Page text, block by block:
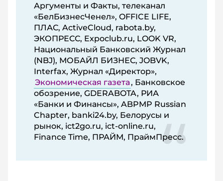
Аргументы и Факты, телеканал
«БелБизнесЧенел», OFFICE LIFE,
ПЛАС, ActiveCloud, rabota.by,
ЭКОПРЕСС, Expoclub.ru, LOOK VR,
Национальный Банковский Журнал
(NBJ), МОБАЙЛ БИЗНЕС, JOBVK,
Interfax, Журнал «Директор»,
Экономическая газета, Банковское
обозрение, GDERABOTA, РИА
«Банки и Финансы», ABPMP Russian
Chapter, banki24.by, Белорусы и
рынок, ict2go.ru, ict-online.ru,
Finance Time, ПРАЙМ, ПраймПресс.